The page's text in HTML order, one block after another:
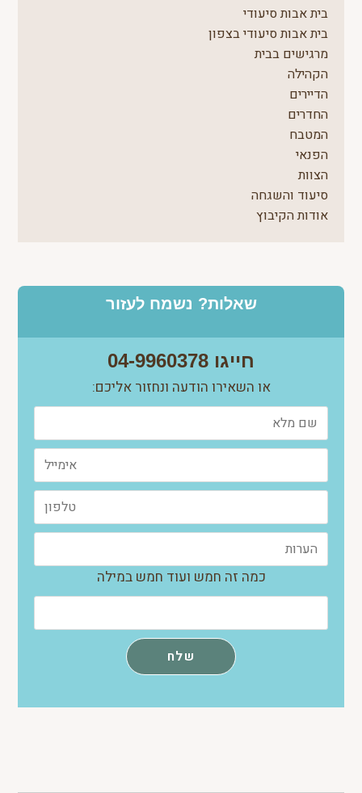
בית אבות סיעודי
בית אבות סיעודי בצפון
מרגישים בבית
הקהילה
הדיירים
החדרים
המטבח
הפנאי
הצוות
סיעוד והשגחה
אודות הקיבוץ
שאלות? נשמח לעזור
חייגו 04-9960378
או השאירו הודעה ונחזור אליכם:
כמה זה חמש ועוד חמש במילה